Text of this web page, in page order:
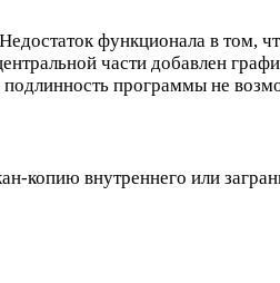
функционала в том,
части добавлен
подлинность программы не
копию внутреннего или